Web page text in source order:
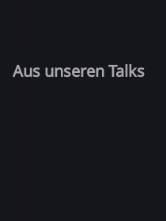
Aus unseren Talks